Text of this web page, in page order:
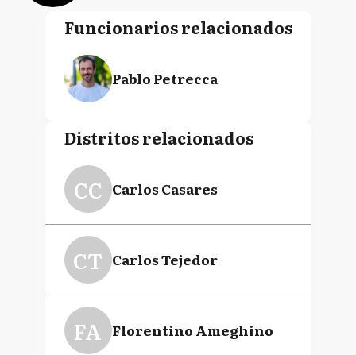
Funcionarios relacionados
Pablo Petrecca
Distritos relacionados
CC Carlos Casares
CT Carlos Tejedor
FA Florentino Ameghino